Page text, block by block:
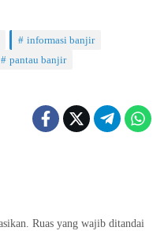
informasi banjir
pantau banjir
Ruas yang wajib ditandai